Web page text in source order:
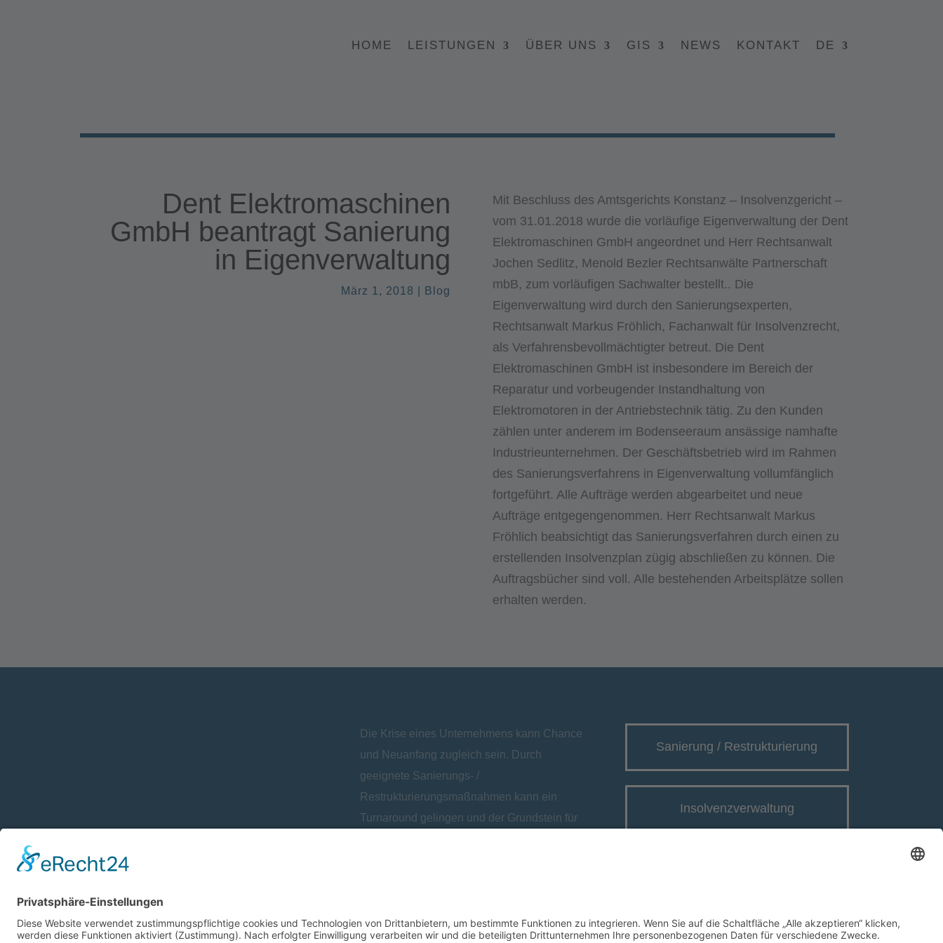
HOME LEISTUNGEN ÜBER UNS GIS NEWS KONTAKT DE
Dent Elektromaschinen
GmbH beantragt Sanierung
in Eigenverwaltung
März 1, 2018 Blog
Mit Beschluss des Amtsgerichts Konstanz – Insolvenzgericht –
vom 31.01.2018 wurde die vorläufige Eigenverwaltung der Dent
Elektromaschinen GmbH angeordnet und Herr Rechtsanwalt
Jochen Sedlitz, Menold Bezler Rechtsanwälte Partnerschaft
mbB, zum vorläufigen Sachwalter bestellt.. Die
Eigenverwaltung wird durch den Sanierungsexperten,
Rechtsanwalt Markus Fröhlich, Fachanwalt für Insolvenzrecht,
als Verfahrensbevollmächtigter betreut. Die Dent
Elektromaschinen GmbH ist insbesondere im Bereich der
Reparatur und vorbeugender Instandhaltung von
Elektromotoren in der Antriebstechnik tätig. Zu den Kunden
zählen unter anderem im Bodenseeraum ansässige namhafte
Industrieunternehmen. Der Geschäftsbetrieb wird im Rahmen
des Sanierungsverfahrens in Eigenverwaltung vollumfänglich
fortgeführt. Alle Aufträge werden abgearbeitet und neue
Aufträge entgegengenommen. Herr Rechtsanwalt Markus
Fröhlich beabsichtigt das Sanierungsverfahren durch einen zu
erstellenden Insolvenzplan zügig abschließen zu können. Die
Auftragsbücher sind voll. Alle bestehenden Arbeitsplätze sollen
erhalten werden.
Die Krise eines Unternehmens kann Chance
und Neuanfang zugleich sein. Durch
geeignete Sanierungs- /
Restrukturierungsmaßnahmen kann ein
Turnaround gelingen und der Grundstein für
Sanierung / Restrukturierung
Insolvenzverwaltung